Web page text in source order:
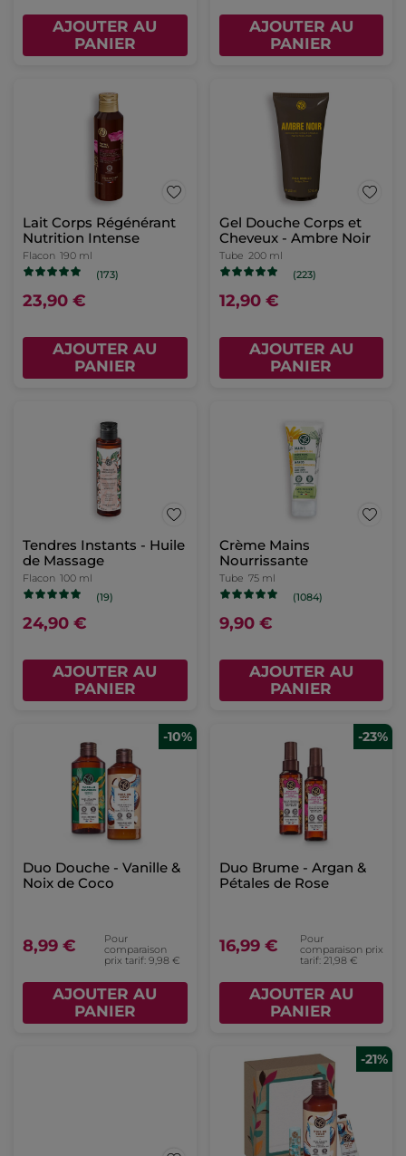
AJOUTER AU
PANIER
AJOUTER AU
PANIER
Lait Corps Régénérant
Nutrition Intense
Flacon 190 ml
(173)
23,90 €
AJOUTER AU
PANIER
Gel Douche Corps et
Cheveux - Ambre Noir
Tube 200 ml
(223)
12,90 €
AJOUTER AU
PANIER
Tendres Instants - Huile
de Massage
Flacon 100 ml
(19)
24,90 €
AJOUTER AU
PANIER
Crème Mains
Nourrissante
Tube 75 ml
(1084)
9,90 €
AJOUTER AU
PANIER
-10%
Duo Douche - Vanille &
Noix de Coco
8,99 €
Pour
comparaison
prix tarif: 9,98 €
AJOUTER AU
PANIER
-23%
Duo Brume - Argan &
Pétales de Rose
16,99 €
Pour
comparaison prix
tarif: 21,98 €
AJOUTER AU
PANIER
-21%